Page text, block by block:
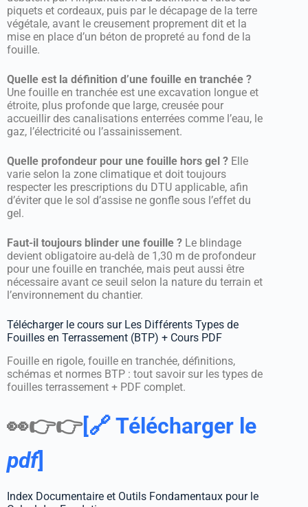
piquets et cordeaux, puis par le décapage de la terre
végétale, avant le creusement proprement dit et la
mise en place d’un béton de propreté au fond de la
fouille.
Quelle est la définition d’une fouille en tranchée ?
Une fouille en tranchée est une excavation longue et
étroite, plus profonde que large, creusée pour
accueillir des canalisations enterrées comme l’eau, le
gaz, l’électricité ou l’assainissement.
Quelle profondeur pour une fouille hors gel ? Elle
varie selon la zone climatique et doit toujours
respecter les prescriptions du DTU applicable, afin
d’éviter que le sol d’assise ne gonfle sous l’effet du
gel.
Faut-il toujours blinder une fouille ? Le blindage
devient obligatoire au-delà de 1,30 m de profondeur
pour une fouille en tranchée, mais peut aussi être
nécessaire avant ce seuil selon la nature du terrain et
l’environnement du chantier.
Télécharger le cours sur Les Différents Types de
Fouilles en Terrassement (BTP) + Cours PDF
Fouille en rigole, fouille en tranchée, définitions,
schémas et normes BTP : tout savoir sur les types de
fouilles terrassement + PDF complet.
👀👉👉[🔗 Télécharger le
pdf]
Index Documentaire et Outils Fondamentaux pour le